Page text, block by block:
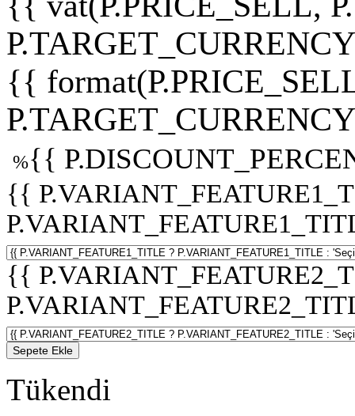
{{
%{{
{{
{{
Sepete Ekle
Tükendi